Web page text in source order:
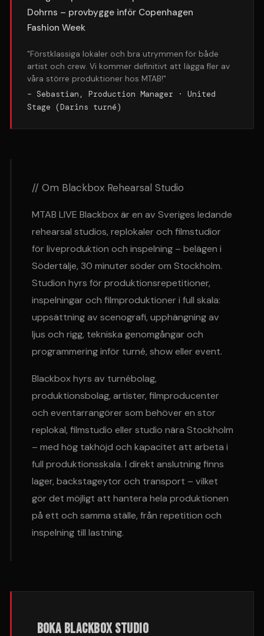
Dohrns – provbygge inför Copenhagen
Fashion Week
"Förstklassiga lokaler och bra utrymmen för både
artist och crew. Vi kommer definitivt att lägga fler av
våra större produktioner hos MTAB!"
– Sebastian, Production Manager · United
Stage (Darins turné)
// Om Blackbox Rehearsal Studio
MTAB LIVE Blackbox är en av Sveriges ledande
rehearsal studios, replokaler och filmstudior
för liveproduktion och inspelning – belägen i
Södertälje, 30 minuter söder om Stockholm.
Studion hyrs för produktionsrepetitioner,
inspelningar och filmproduktioner i full skala:
uppsättning av scenografi, upphängning av
ljus och rigg, tekniska genomgångar och
programmering inför turné, show eller event.
Blackbox hyrs av turnébolag,
produktionsbolag, artister, filmproducenter
och eventarrangörer som behöver en stor
replokal, filmstudio eller studio nära Stockholm
– med hög takhöjd och kapacitet att arbeta i
full produktionsskala. I direkt anslutning finns
lager, backstageytor och transport – vilket
gör det möjligt att hantera hela produktionen
på ett och samma ställe, från repetition och
inspelning till lastning.
BOKA BLACKBOX STUDIO